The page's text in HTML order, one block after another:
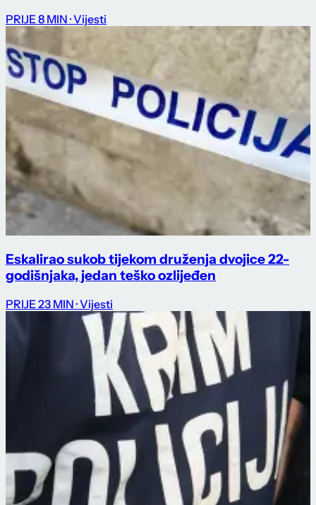
PRIJE 8 MIN · Vijesti
Eskalirao sukob tijekom druženja dvojice 22-
godišnjaka, jedan teško ozlijeđen
PRIJE 23 MIN · Vijesti